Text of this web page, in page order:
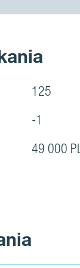
125
-1
49 000